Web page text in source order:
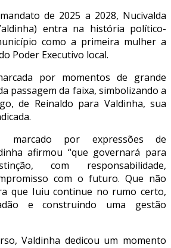
de 2025 a 2028, Nucivalda
entra na história político-
como a primeira mulher a
Poder Executivo local.
por momentos de grande
passagem da faixa, simbolizando a
de Reinaldo para Valdinha, sua
marcado por expressões de
afirmou “que governará para
com responsabilidade,
com o futuro. Que não
que Iuiu continue no rumo certo,
e construindo uma gestão
Valdinha dedicou um momento